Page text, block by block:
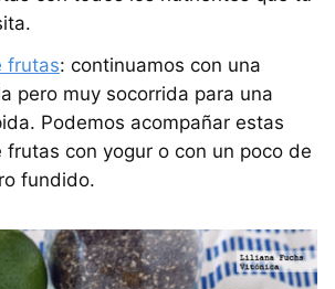
frutas: continuamos con una
pero muy socorrida para una
Podemos acompañar estas
frutas con yogur o con un poco de
fundido.